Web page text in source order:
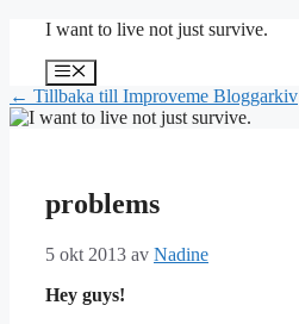
Hoppa
innehåll
I want to live not just survive.
Meny
← Tillbaka till Improveme Bloggarkiv
problems
5 okt 2013 av Nadine
Hey guys!